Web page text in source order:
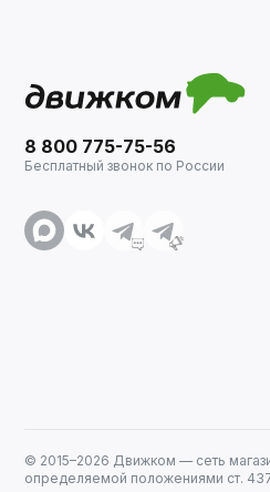
8 800 775-75-56
Бесплатный звонок по России
© 2015–2026 Движком — сеть
определяемой положениями ст.